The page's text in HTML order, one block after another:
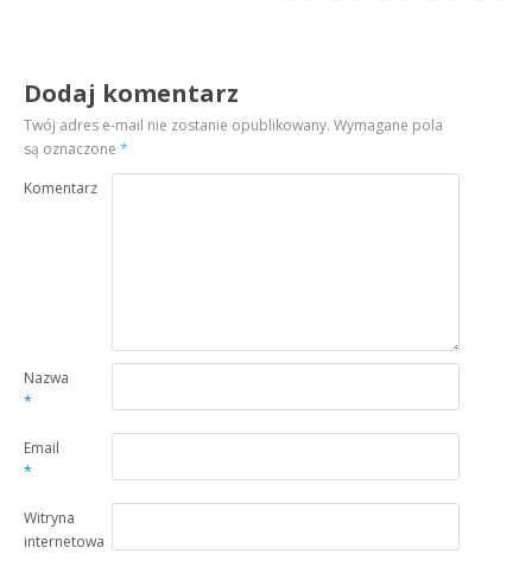
Dodaj komentarz
Twój adres e-mail nie zostanie opublikowany. Wymagane pola
są oznaczone*
Komentarz
Nazwa
*
Email
*
Witryna
internetowa